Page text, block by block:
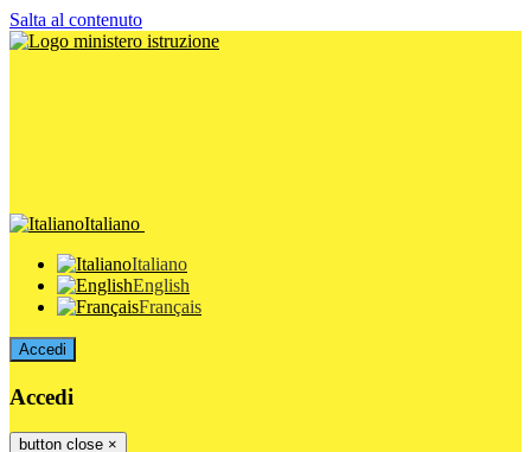
Salta al contenuto
Italiano
Italiano
English
Français
Accedi
Accedi
button close ×